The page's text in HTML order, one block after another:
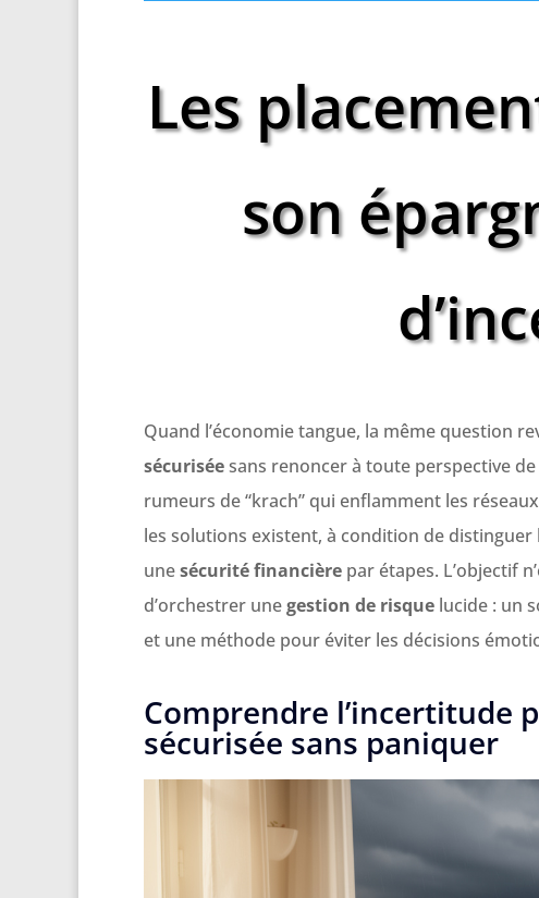
Les
son
Quand l’économie tangue, la même question
sécuriséesans renoncer à toute perspective
rumeurs de “krach” qui enflamment les
les solutions existent, à condition de distinguer
unesécurité financière par étapes. L’objectif
d’orchestrer unegestion de risque lucide : un
et une méthode pour éviter les décisions
Comprendre l’incertitude
sécurisée sans paniquer